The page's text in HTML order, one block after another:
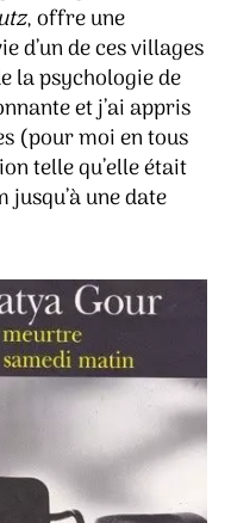
, offre une
d’un de ces villages
la psychologie de
et j’ai appris
(pour moi en tous
telle qu’elle était
une date